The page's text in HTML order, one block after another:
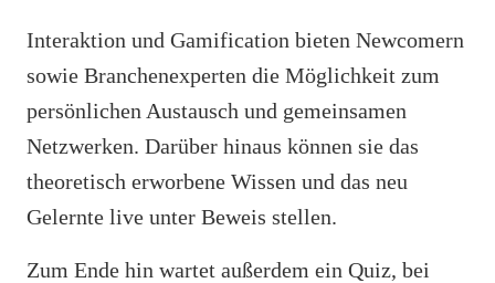
Interaktion und Gamification bieten Newcomern
sowie Branchenexperten die Möglichkeit zum
persönlichen Austausch und gemeinsamen
Netzwerken. Darüber hinaus können sie das
theoretisch erworbene Wissen und das neu
Gelernte live unter Beweis stellen.
Zum Ende hin wartet außerdem ein Quiz, bei